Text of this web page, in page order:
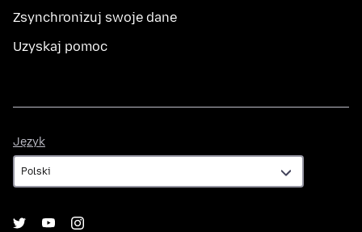
Zsynchronizuj swoje dane
Uzyskaj pomoc
Język